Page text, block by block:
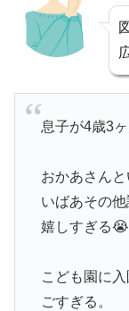
息子が4歳3
おかあさん
いばあその
嬉しすぎる😭
こども園に
ごすぎる。